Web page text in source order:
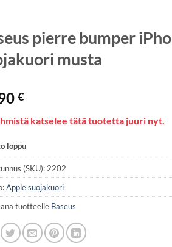
pierre bumper
musta
€
katselee tätä tuotetta juuri nyt.
loppu
(SKU): 2202
Apple suojakuori
tuotteelle Baseus